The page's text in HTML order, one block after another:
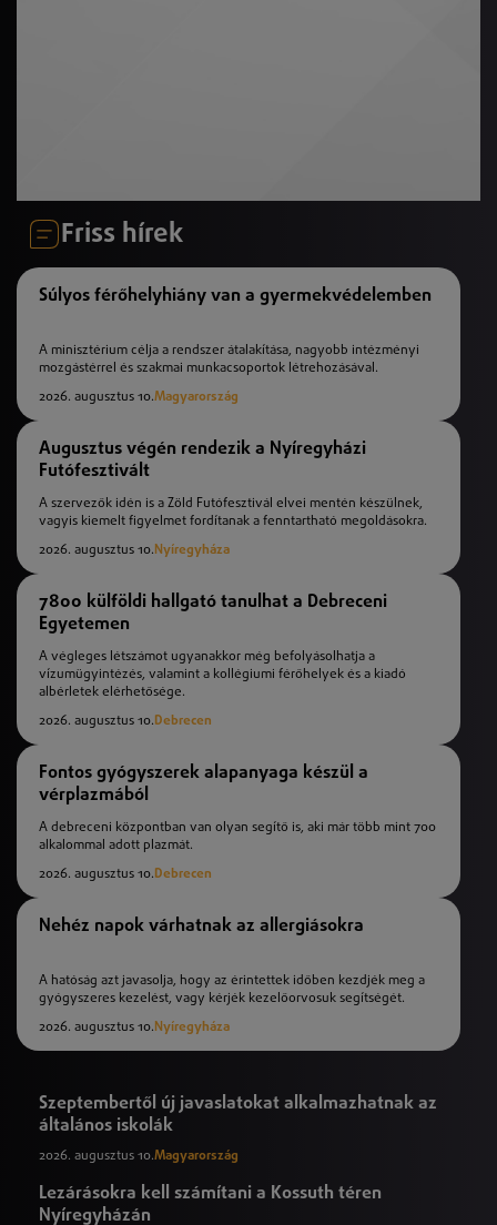
Friss hírek
Súlyos férőhelyhiány van a gyermekvédelemben
A minisztérium célja a rendszer átalakítása, nagyobb intézményi
mozgástérrel és szakmai munkacsoportok létrehozásával.
2026. augusztus 10.Magyarország
Augusztus végén rendezik a Nyíregyházi
Futófesztivált
A szervezők idén is a Zöld Futófesztivál elvei mentén készülnek,
vagyis kiemelt figyelmet fordítanak a fenntartható megoldásokra.
2026. augusztus 10. Nyíregyháza
7800 külföldi hallgató tanulhat a Debreceni
Egyetemen
A végleges létszámot ugyanakkor még befolyásolhatja a
vízumügyintézés, valamint a kollégiumi férőhelyek és a kiadó
albérletek elérhetősége.
2026. augusztus 10.Debrecen
Fontos gyógyszerek alapanyaga készül a
vérplazmából
A debreceni központban van olyan segítő is, aki már több mint 700
alkalommal adott plazmát.
2026. augusztus 10.Debrecen
Nehéz napok várhatnak az allergiásokra
A hatóság azt javasolja, hogy az érintettek időben kezdjék meg a
gyógyszeres kezelést, vagy kérjék kezelőorvosuk segítségét.
2026. augusztus 10. Nyíregyháza
Szeptembertől új javaslatokat alkalmazhatnak az
általános iskolák
2026. augusztus 10.Magyarország
Lezárásokra kell számítani a Kossuth téren
Nyíregyházán